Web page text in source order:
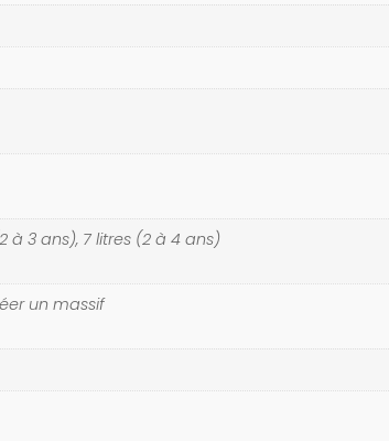
à 3 ans), 7 litres (2 à 4 ans)
un massif